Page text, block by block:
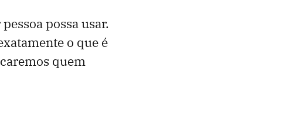
possa usar.
o que é
quem